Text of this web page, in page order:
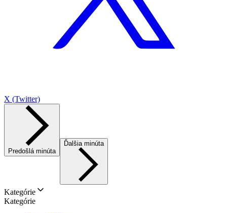
X (Twitter)
Predošlá minúta
Ďalšia minúta
Kategórie
Kategórie